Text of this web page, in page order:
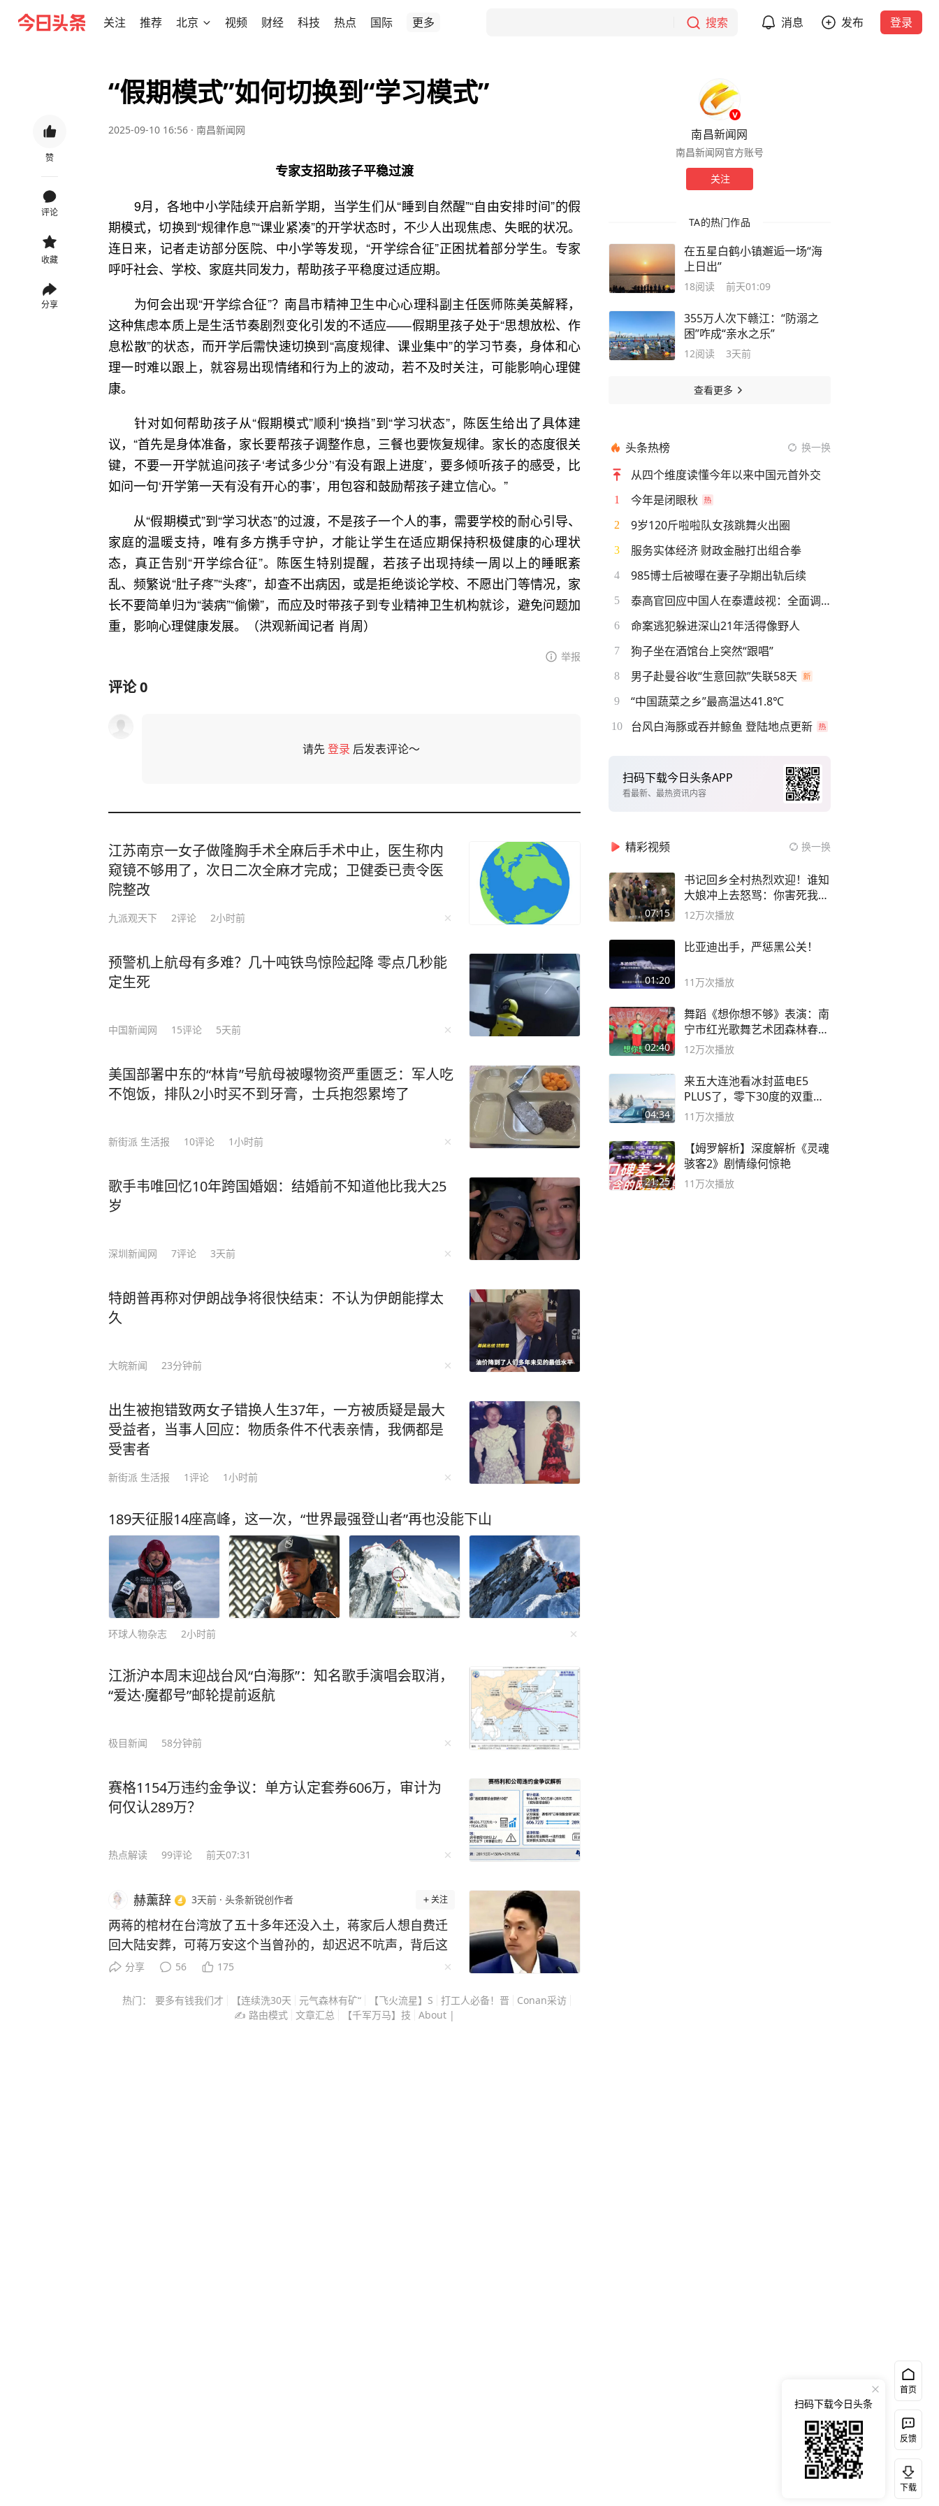
关注 推荐 北京 视频 财经 科技 热点 国际 更多 搜索 消息 发布 登录
赞
评论
收藏
分享
“假期模式”如何切换到“学习模式”
2025-09-10 16:56 · 南昌新闻网
专家支招助孩子平稳过渡
9月，各地中小学陆续开启新学期，当学生们从“睡到自然醒”“自由安排时间”的假
期模式，切换到“规律作息”“课业紧凑”的开学状态时，不少人出现焦虑、失眠的状况。
连日来，记者走访部分医院、中小学等发现，“开学综合征”正困扰着部分学生。专家
呼吁社会、学校、家庭共同发力，帮助孩子平稳度过适应期。
为何会出现“开学综合征”？南昌市精神卫生中心心理科副主任医师陈美英解释，
这种焦虑本质上是生活节奏剧烈变化引发的不适应——假期里孩子处于“思想放松、作
息松散”的状态，而开学后需快速切换到“高度规律、课业集中”的学习节奏，身体和心
理一时难以跟上，就容易出现情绪和行为上的波动，若不及时关注，可能影响心理健
康。
针对如何帮助孩子从“假期模式”顺利“换挡”到“学习状态”，陈医生给出了具体建
议，“首先是身体准备，家长要帮孩子调整作息，三餐也要恢复规律。家长的态度很关
键，不要一开学就追问孩子‘考试多少分’‘有没有跟上进度’，要多倾听孩子的感受，比
如问一句‘开学第一天有没有开心的事’，用包容和鼓励帮孩子建立信心。”
从“假期模式”到“学习状态”的过渡，不是孩子一个人的事，需要学校的耐心引导、
家庭的温暖支持，唯有多方携手守护，才能让学生在适应期保持积极健康的心理状
态，真正告别“开学综合征”。陈医生特别提醒，若孩子出现持续一周以上的睡眠紊
乱、频繁说“肚子疼”“头疼”，却查不出病因，或是拒绝谈论学校、不愿出门等情况，家
长不要简单归为“装病”“偷懒”，而应及时带孩子到专业精神卫生机构就诊，避免问题加
重，影响心理健康发展。（洪观新闻记者 肖周）
举报
评论0
请先登录 后发表评论～
江苏南京一女子做隆胸手术全麻后手术中止，医生称内
窥镜不够用了，次日二次全麻才完成；卫健委已责令医
院整改
九派观天下 2评论 2小时前
预警机上航母有多难？几十吨铁鸟惊险起降 零点几秒能
定生死
中国新闻网 15评论 5天前
美国部署中东的“林肯”号航母被曝物资严重匮乏：军人吃
不饱饭，排队2小时买不到牙膏，士兵抱怨累垮了
新街派 生活报 10评论 1小时前
歌手韦唯回忆10年跨国婚姻：结婚前不知道他比我大25
岁
深圳新闻网 7评论 3天前
特朗普再称对伊朗战争将很快结束：不认为伊朗能撑太
久
大皖新闻 23分钟前
出生被抱错致两女子错换人生37年，一方被质疑是最大
受益者，当事人回应：物质条件不代表亲情，我俩都是
受害者
新街派 生活报 1评论 1小时前
189天征服14座高峰，这一次，“世界最强登山者”再也没能下山
环球人物杂志 2小时前
江浙沪本周末迎战台风“白海豚”：知名歌手演唱会取消，
“爱达·魔都号”邮轮提前返航
极目新闻 58分钟前
赛格1154万违约金争议：单方认定套券606万，审计为
何仅认289万？
热点解读 99评论 前天07:31
赫薰辞 3天前 · 头条新锐创作者 关注
两蒋的棺材在台湾放了五十多年还没入土，蒋家后人想自费迁
回大陆安葬，可蒋万安这个当曾孙的，却迟迟不吭声，背后这
盘棋，远不止孝道两个字能说清。 蒋万安不是不想动，是真
政治算盘。 他当上台北市长之后，走的每一步都很小心，在
岛内公开场合几乎不主动提两蒋，迁葬的事更是能绕就绕。
分享 56 175
热门： 要多有钱我们才 【连续洗30天 元气森林有矿“ 【飞火流星】S 打工人必备！晋
Conan采访
✍️ 路由模式 文章汇总 【千军万马】技 About |
南昌新闻网
南昌新闻网官方账号
关注
TA的热门作品
在五星白鹤小镇邂逅一场“海
上日出”
18阅读 前天01:09
355万人次下赣江：“防溺之
困”咋成“亲水之乐”
12阅读 3天前
查看更多
头条热榜 换一换
从四个维度读懂今年以来中国元首外交
1 今年是闭眼秋
2 9岁120斤啦啦队女孩跳舞火出圈
3 服务实体经济 财政金融打出组合拳
4 985博士后被曝在妻子孕期出轨后续
5 泰高官回应中国人在泰遭歧视：全面调查
6 命案逃犯躲进深山21年活得像野人
7 狗子坐在酒馆台上突然“跟唱”
8 男子赴曼谷收“生意回款”失联58天
9 “中国蔬菜之乡”最高温达41.8℃
10 台风白海豚或吞并鲸鱼 登陆地点更新
扫码下载今日头条APP
看最新、最热资讯内容
精彩视频 换一换
07:15
书记回乡全村热烈欢迎！谁知
大娘冲上去怒骂：你害死我儿
子
12万次播放
01:20
比亚迪出手，严惩黑公关！
11万次播放
02:40
舞蹈《想你想不够》表演：南
宁市红光歌舞艺术团森林春红
舞蹈队。
12万次播放
04:34
来五大连池看冰封蓝电E5
PLUS了，零下30度的双重冰
封40小时全录
11万次播放
21:25
【姆罗解析】深度解析《灵魂
骇客2》剧情缘何惊艳
11万次播放
首页
反馈
下载
扫码下载今日头条